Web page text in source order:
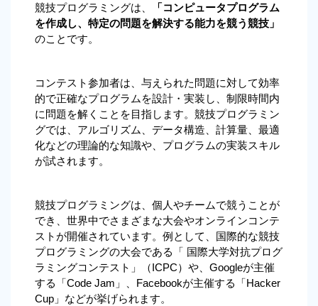
競技プログラミングは、
「コンピュータプログラム
を作成し、特定の問題を解決する能力を競う競技」
のことです。
コンテスト参加者は、与えられた問題に対して効率
的で正確なプログラムを設計・実装し、制限時間内
に問題を解くことを目指します。競技プログラミン
グでは、アルゴリズム、データ構造、計算量、最適
化などの理論的な知識や、プログラムの実装スキル
が試されます。
競技プログラミングは、個人やチームで競うことが
でき、世界中でさまざまな大会やオンラインコンテ
ストが開催されています。例として、国際的な競技
プログラミングの大会である「 国際大学対抗プログ
ラミングコンテスト」（ICPC）や、Googleが主催
する「Code Jam」、Facebookが主催する「Hacker
Cup」などが挙げられます。